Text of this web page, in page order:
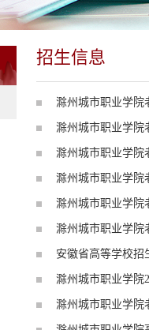
招生信息
滁州城市职业学院
滁州城市职业学院
滁州城市职业学院
滁州城市职业学院
滁州城市职业学院
滁州城市职业学院
安徽省高等学校招
滁州城市职业学院
滁州城市职业学院